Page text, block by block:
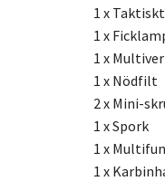
1 x
1 x
1 x
1 x Nödfilt
2 x Mini-
1 x Spork
1 x
1 x